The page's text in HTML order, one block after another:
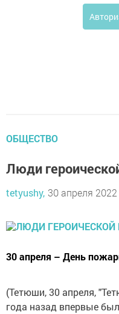
ОБЩЕСТВО
Люди
tetyushy, 30 апреля 2022
30 апреля – День
(Тетюши, 30 апреля,
года назад впервые